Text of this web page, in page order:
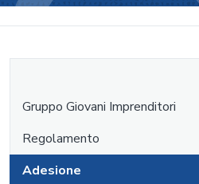
Gruppo Giovani Imprenditori
Regolamento
Adesione